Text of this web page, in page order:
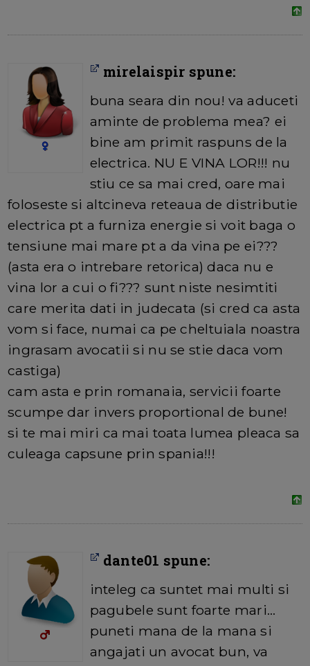
mirelaispir spune:
buna seara din nou! va aduceti
aminte de problema mea? ei
bine am primit raspuns de la
electrica. NU E VINA LOR!!! nu
stiu ce sa mai cred, oare mai
foloseste si altcineva reteaua de distributie
electrica pt a furniza energie si voit baga o
tensiune mai mare pt a da vina pe ei???
(asta era o intrebare retorica) daca nu e
vina lor a cui o fi??? sunt niste nesimtiti
care merita dati in judecata (si cred ca asta
vom si face, numai ca pe cheltuiala noastra
ingrasam avocatii si nu se stie daca vom
castiga)
cam asta e prin romanaia, servicii foarte
scumpe dar invers proportional de bune!
si te mai miri ca mai toata lumea pleaca sa
culeaga capsune prin spania!!!
dante01 spune:
inteleg ca suntet mai multi si
pagubele sunt foarte mari...
puneti mana de la mana si
angajati un avocat bun, va